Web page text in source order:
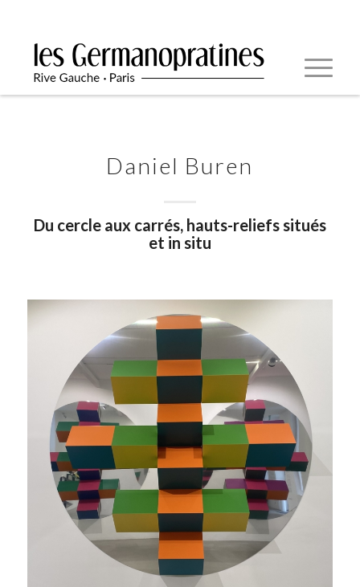
Daniel Buren
Du cercle aux carrés, hauts-reliefs situés
et in situ